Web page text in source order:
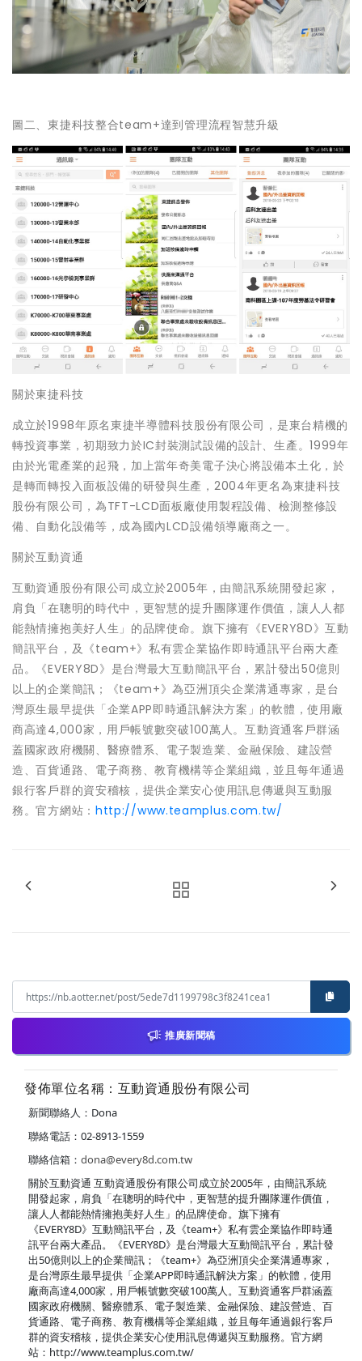
圖二、東捷科技整合team+達到管理流程智慧升級
關於東捷科技
成立於1998年原名東捷半導體科技股份有限公司，是東台精機的
轉投資事業，初期致力於IC封裝測試設備的設計、生產。1999年
由於光電產業的起飛，加上當年奇美電子決心將設備本土化，於
是轉而轉投入面板設備的研發與生產，2004年更名為東捷科技
股份有限公司，為TFT-LCD面板廠使用製程設備、檢測整修設
備、自動化設備等，成為國內LCD設備領導廠商之一。
關於互動資通
互動資通股份有限公司成立於2005年，由簡訊系統開發起家，
肩負「在聰明的時代中，更智慧的提升團隊運作價值，讓人人都
能熱情擁抱美好人生」的品牌使命。旗下擁有《EVERY8D》互動
簡訊平台，及《team+》私有雲企業協作即時通訊平台兩大產
品。《EVERY8D》是台灣最大互動簡訊平台，累計發出50億則
以上的企業簡訊；《team+》為亞洲頂尖企業溝通專家，是台
灣原生最早提供「企業APP即時通訊解決方案」的軟體，使用廠
商高達4,000家，用戶帳號數突破100萬人。互動資通客戶群涵
蓋國家政府機關、醫療體系、電子製造業、金融保險、建設營
造、百貨通路、電子商務、教育機構等企業組織，並且每年通過
銀行客戶群的資安稽核，提供企業安心使用訊息傳遞與互動服
務。官方網站： http://www.teamplus.com.tw/
推廣新聞稿
發佈單位名稱：互動資通股份有限公司
新聞聯絡人：Dona
聯絡電話：02-8913-1559
聯絡信箱： dona@every8d.com.tw
關於互動資通 互動資通股份有限公司成立於2005年，由簡訊系統
開發起家，肩負「在聰明的時代中，更智慧的提升團隊運作價值，
讓人人都能熱情擁抱美好人生」的品牌使命。旗下擁有
《EVERY8D》互動簡訊平台，及《team+》私有雲企業協作即時通
訊平台兩大產品。《EVERY8D》是台灣最大互動簡訊平台，累計發
出50億則以上的企業簡訊；《team+》為亞洲頂尖企業溝通專家，
是台灣原生最早提供「企業APP即時通訊解決方案」的軟體，使用
廠商高達4,000家，用戶帳號數突破100萬人。互動資通客戶群涵蓋
國家政府機關、醫療體系、電子製造業、金融保險、建設營造、百
貨通路、電子商務、教育機構等企業組織，並且每年通過銀行客戶
群的資安稽核，提供企業安心使用訊息傳遞與互動服務。官方網
站：http://www.teamplus.com.tw/